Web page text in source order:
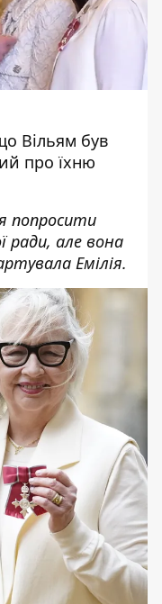
Вільям був
про їхню
попросити
ради, але вона
Емілія.